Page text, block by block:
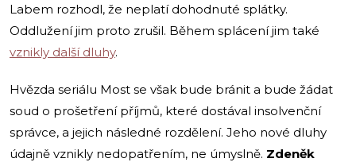
Labem rozhodl, že neplatí dohodnuté splátky.
Oddlužení jim proto zrušil. Během splácení jim také
vznikly další dluhy.
Hvězda seriálu Most se však bude bránit a bude žádat
soud o prošetření příjmů, které dostával insolvenční
správce, a jejich následné rozdělení. Jeho nové dluhy
údajně vznikly nedopatřením, ne úmyslně. Zdeněk